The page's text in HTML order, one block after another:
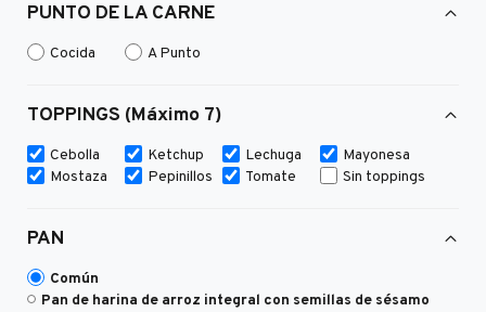
PUNTO DE LA CARNE
Cocida A Punto
TOPPINGS (Máximo 7)
Cebolla Ketchup Lechuga
Mayonesa
Mostaza
Pepinillos Tomate Sin toppings
PAN
Común
Pan de harina de arroz integral con semillas de sésamo